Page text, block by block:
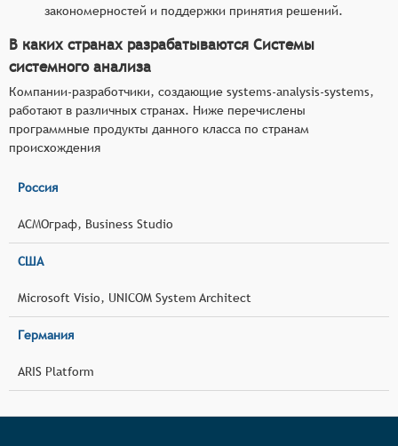
закономерностей и поддержки принятия решений.
В каких странах разрабатываются Системы
системного анализа
Компании-разработчики, создающие systems-analysis-systems,
работают в различных странах. Ниже перечислены
программные продукты данного класса по странам
происхождения
Россия
АСМОграф, Business Studio
США
Microsoft Visio, UNICOM System Architect
Германия
ARIS Platform